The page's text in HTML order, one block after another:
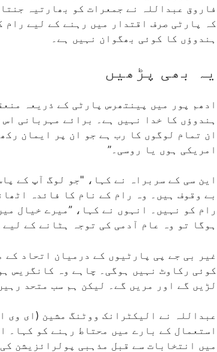
فاروق عبداللہ نے جمعرات کو بھارتیہ
کہ پارٹی صرف اقتدار میں رہنے کے لیے رام
ہندوؤں کا کوئی بھگوان نہیں ہے۔
یہ بھی پڑھیں
ادھم پور میں پینتھرس پارٹی کے ذریعہ
ہندوؤں کا خدا نہیں ہے۔ برائے مہربانی
ان تمام لوگوں کا رب ہے جو ان پر ایمان
امریکی ہوں یا روسی۔”
این سی کے سربراہ نے کہا، "جو لوگ آپ کے
بے وقوف ہیں۔ وہ رام کے نام کا فائدہ
رام کو نہیں۔ انہوں نے کہا، ’’میرے خیال
ہوگا تو وہ عام آدمی کی توجہ ہٹانے کے لیے
غیر بی جے پی پارٹیوں کے درمیان اتحاد
کوئی رکاوٹ نہیں ہوگی۔ چاہے وہ کانگریس
لڑیں گے اور مریں گے۔ لیکن ہم سب متحد
عبداللہ نے الیکٹرانک ووٹنگ مشین (ای وی
استعمال کے بارے میں محتاط رہنے کو کہا۔
میں انتخابات سے قبل مذہبی پولرائزیشن